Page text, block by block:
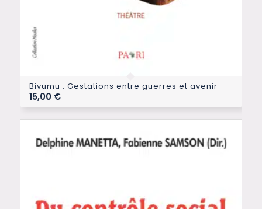
Bivumu : Gestations entre guerres et avenir
15,00 €